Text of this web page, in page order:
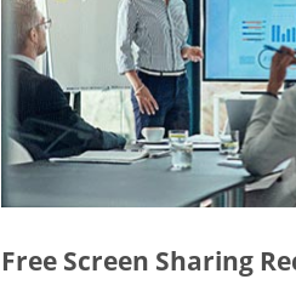
Free Screen Sharing